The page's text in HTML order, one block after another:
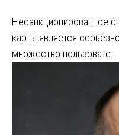
Несанкционированное
карты является
множество пользовате…